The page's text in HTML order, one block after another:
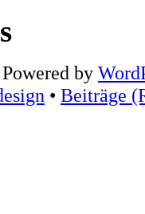
Powered by
• Beiträge